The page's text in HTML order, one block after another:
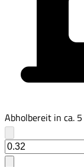
Abholbereit in ca. 5